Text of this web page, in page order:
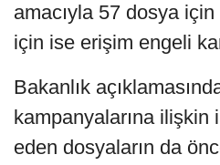
amacıyla 57 dosya
için ise erişim engeli
Bakanlık
kampanyalarına ilişkin
eden dosyaların da